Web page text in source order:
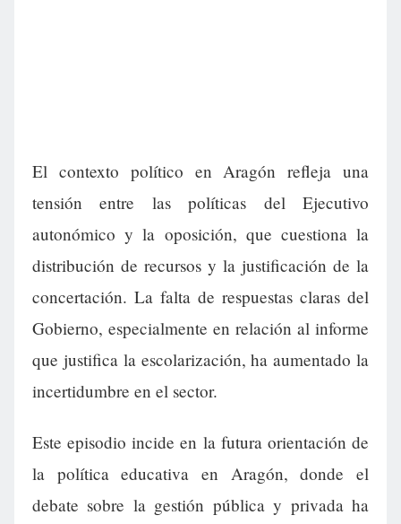
El contexto político en Aragón refleja una
tensión entre las políticas del Ejecutivo
autonómico y la oposición, que cuestiona la
distribución de recursos y la justificación de la
concertación. La falta de respuestas claras del
Gobierno, especialmente en relación al informe
que justifica la escolarización, ha aumentado la
incertidumbre en el sector.
Este episodio incide en la futura orientación de
la política educativa en Aragón, donde el
debate sobre la gestión pública y privada ha